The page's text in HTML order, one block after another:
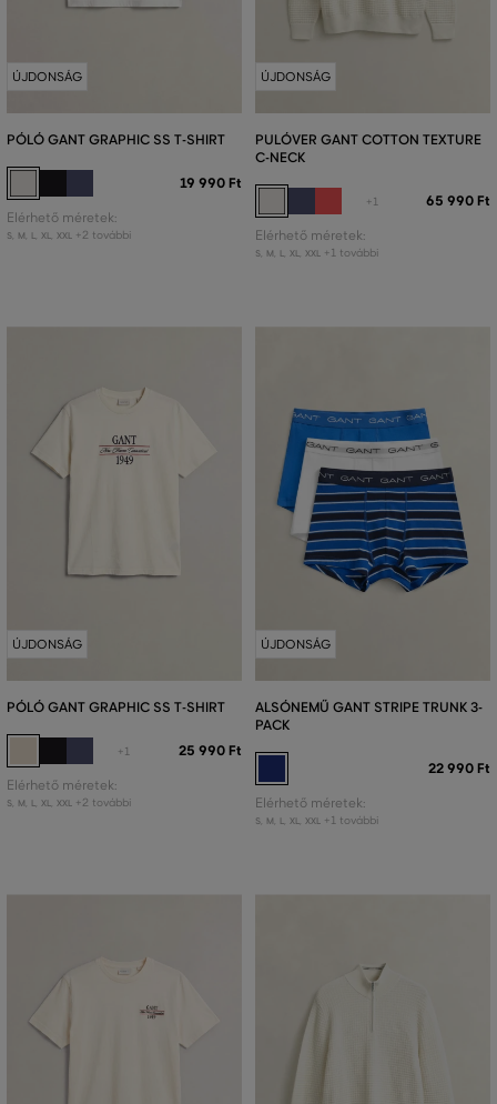
ÚJDONSÁG
PÓLÓ GANT GRAPHIC SS T-SHIRT
19 990 Ft
Elérhető méretek:
S, M L XL XXL +2 további
ÚJDONSÁG
PULÓVER GANT COTTON TEXTURE
C-NECK
+1 65 990 Ft
Elérhető méretek:
S, M L XL XXL +1 további
ÚJDONSÁG
PÓLÓ GANT GRAPHIC SS T-SHIRT
+1 25 990 Ft
Elérhető méretek:
S, M L XL XXL +2 további
ÚJDONSÁG
ALSÓNEMŰ GANT STRIPE TRUNK 3-
PACK
22 990 Ft
Elérhető méretek:
S, M L XL XXL +1 további